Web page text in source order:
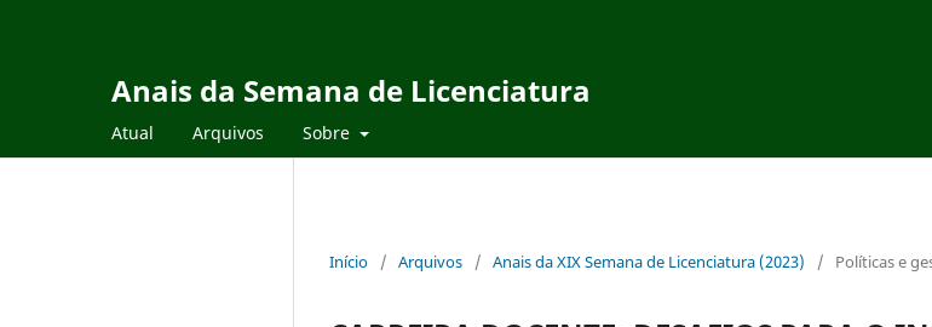
Anais da Semana de Licenciatura
Atual Arquivos Sobre
Início / Arquivos / Anais da XIX Semana de Licenciatura (2023) / Políticas e